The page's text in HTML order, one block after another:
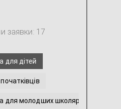
заявки: 17
для дітей
для молодших школярів